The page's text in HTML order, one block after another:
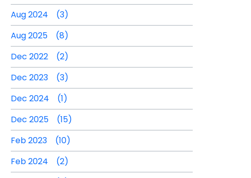
Aug 2024 (3)
Aug 2025 (8)
Dec 2022 (2)
Dec 2023 (3)
Dec 2024 (1)
Dec 2025 (15)
Feb 2023 (10)
Feb 2024 (2)